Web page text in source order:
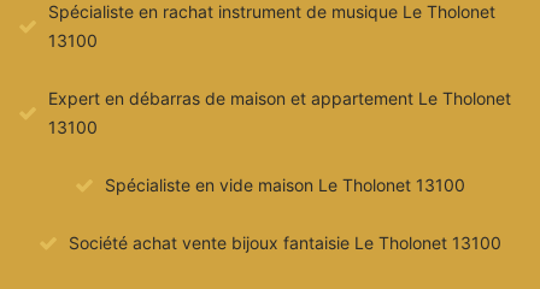
Spécialiste en rachat instrument de musique Le Tholonet
13100
Expert en débarras de maison et appartement Le Tholonet
13100
Spécialiste en vide maison Le Tholonet 13100
Société achat vente bijoux fantaisie Le Tholonet 13100